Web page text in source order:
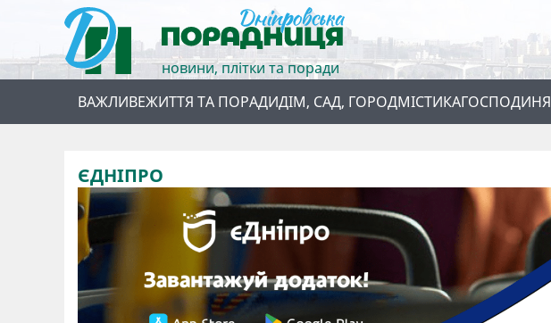
новини, плітки та поради
ВАЖЛИВЕЖИТТЯ ТА ПОРАДИДІМ, САД, ГОРОДМІСТИКАГОСПОДИНЯ
ЄДНІПРО